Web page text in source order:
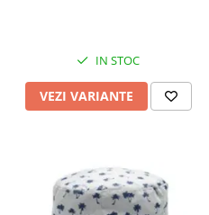
IN STOC
VEZI VARIANTE